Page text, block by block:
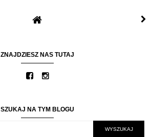
ZNAJDZIESZ NAS TUTAJ
SZUKAJ NA TYM BLOGU